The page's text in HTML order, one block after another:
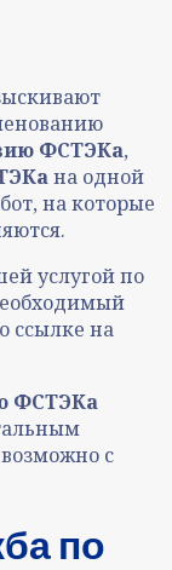
ФСТЭКа,
на одной
на которые
услугой по
ссылке на
ФСТЭКа
с
по